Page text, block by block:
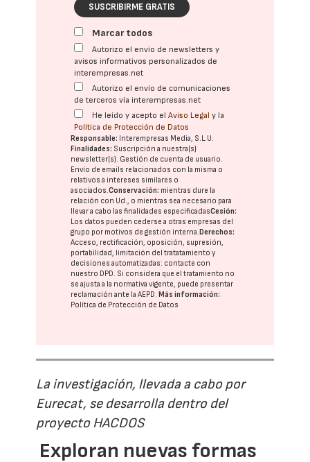
SUSCRIBIRME GRATIS
Marcar todos
Autorizo el envío de newsletters y
avisos informativos personalizados de
interempresas.net
Autorizo el envío de comunicaciones
de terceros vía interempresas.net
He leído y acepto elAviso Legal y la
Política de Protección de Datos
Responsable: Interempresas Media, S.L.U.
Finalidades: Suscripción a nuestra(s)
newsletter(s). Gestión de cuenta de usuario.
Envío de emails relacionados con la misma o
relativos a intereses similares o
asociados.Conservación: mientras dure la
relación con Ud., o mientras sea necesario para
llevar a cabo las finalidades especificadasCesión:
Los datos pueden cederse a otras empresas del
grupo por motivos de gestión interna.Derechos:
Acceso, rectificación, oposición, supresión,
portabilidad, limitación del tratatamiento y
decisiones automatizadas: contacte con
nuestro DPD. Si considera que el tratamiento no
se ajusta a la normativa vigente, puede presentar
reclamación ante laAEPD.Más información:
Política de Protección de Datos
La investigación, llevada a cabo por
Eurecat, se desarrolla dentro del
proyecto HACDOS
Exploran nuevas formas